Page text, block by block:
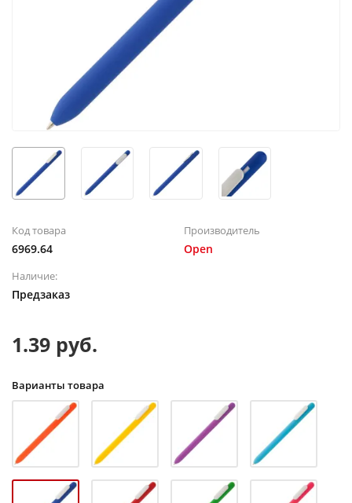
Код товара
6969.64
Производитель
Open
Наличие:
Предзаказ
1.39 руб.
Варианты товара